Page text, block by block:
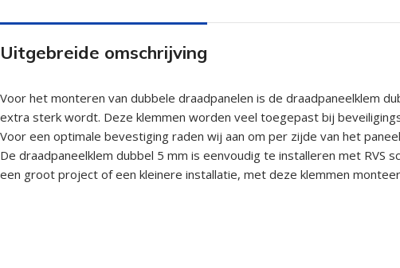
Uitgebreide omschrijving
Voor het monteren van dubbele draadpanelen is de draadpaneelklem
extra sterk wordt. Deze klemmen worden veel toegepast bij
Voor een optimale bevestiging raden wij aan om per zijde van het
De draadpaneelklem dubbel 5 mm is eenvoudig te installeren met
een groot project of een kleinere installatie, met deze klemmen